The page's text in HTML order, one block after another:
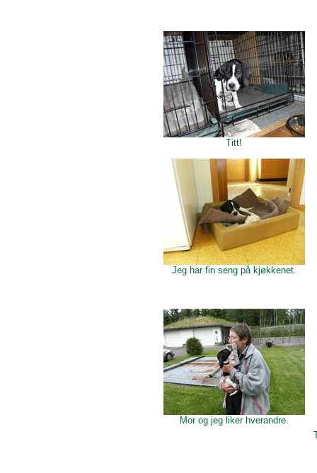
Titt!
Jeg har fin seng på kjøkkenet.
Mor og jeg liker hverandre.